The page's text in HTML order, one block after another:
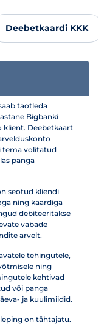
Deebetkaardi KKK
taotleda
Bigbanki
klient. Deebetkaart
tema volitatud
panga
seotud kliendi
ning kaardiga
debiteeritakse
vabade
arvelt.
tehingutele,
ning
kehtivad
või panga
ja kuulimiidid.
on tähtajatu.